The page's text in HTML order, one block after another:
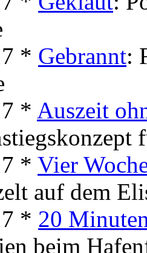
* Gebrannt:
* Auszeit
* Vier
auf dem
* 20
beim